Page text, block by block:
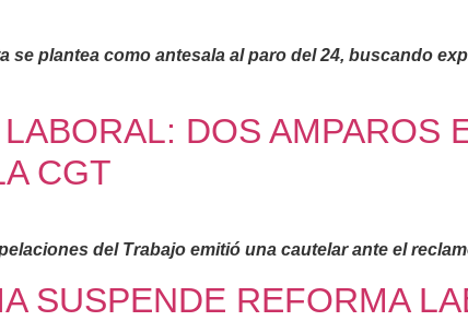
se plantea como antesala al paro del 24, buscando
DOS AMPAROS
CGT
del Trabajo emitió una cautelar ante el
SUSPENDE REFORMA